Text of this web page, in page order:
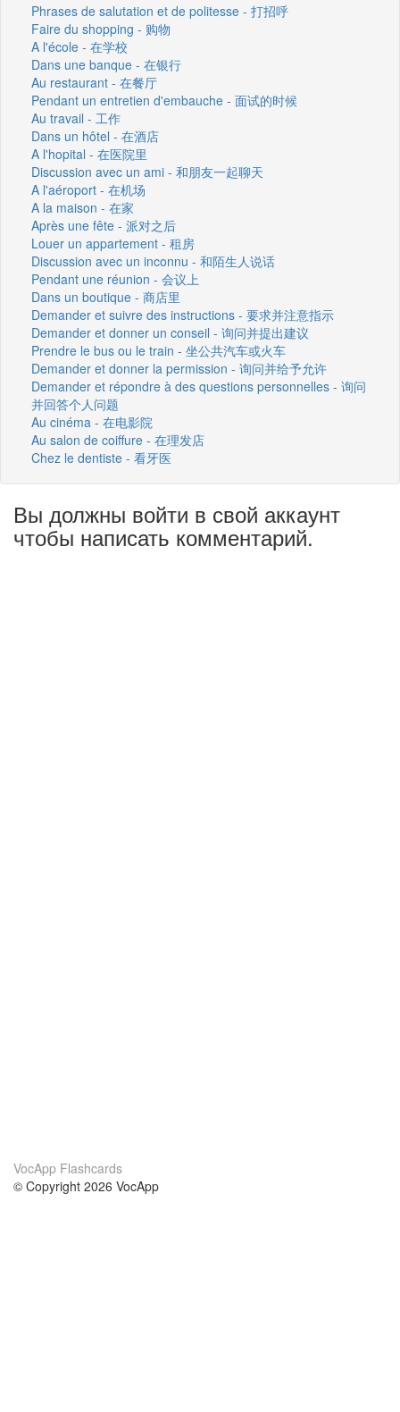
Phrases de salutation et de politesse - 打招呼
Faire du shopping - 购物
A l'école - 在学校
Dans une banque - 在银行
Au restaurant - 在餐厅
Pendant un entretien d'embauche - 面试的时候
Au travail - 工作
Dans un hôtel - 在酒店
A l'hopital - 在医院里
Discussion avec un ami - 和朋友一起聊天
A l'aéroport - 在机场
A la maison - 在家
Après une fête - 派对之后
Louer un appartement - 租房
Discussion avec un inconnu - 和陌生人说话
Pendant une réunion - 会议上
Dans un boutique - 商店里
Demander et suivre des instructions - 要求并注意指示
Demander et donner un conseil - 询问并提出建议
Prendre le bus ou le train - 坐公共汽车或火车
Demander et donner la permission - 询问并给予允许
Demander et répondre à des questions personnelles - 询问
并回答个人问题
Au cinéma - 在电影院
Au salon de coiffure - 在理发店
Chez le dentiste - 看牙医
Вы должны войти в свой аккаунт
чтобы написать комментарий.
VocApp Flashcards
© Copyright 2026 VocApp